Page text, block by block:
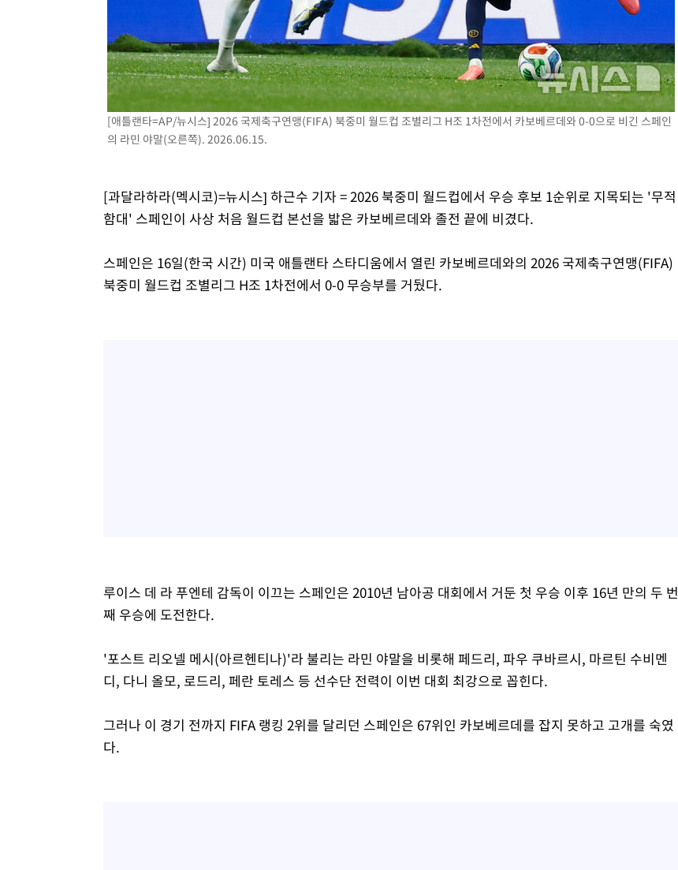
[애틀랜타=AP/뉴시스] 2026 국제축구연맹(FIFA) 북중미 월드컵 조별리그 H조 1차전에서 카보베르데와 0-0으로 비긴 스페인
의 라민 야말(오른쪽). 2026.06.15.
[과달라하라(멕시코)=뉴시스] 하근수 기자 = 2026 북중미 월드컵에서 우승 후보 1순위로 지목되는 '무적
함대' 스페인이 사상 처음 월드컵 본선을 밟은 카보베르데와 졸전 끝에 비겼다.
스페인은 16일(한국 시간) 미국 애틀랜타 스타디움에서 열린 카보베르데와의 2026 국제축구연맹(FIFA)
북중미 월드컵 조별리그 H조 1차전에서 0-0 무승부를 거뒀다.
루이스 데 라 푸엔테 감독이 이끄는 스페인은 2010년 남아공 대회에서 거둔 첫 우승 이후 16년 만의 두 번
째 우승에 도전한다.
'포스트 리오넬 메시(아르헨티나)'라 불리는 라민 야말을 비롯해 페드리, 파우 쿠바르시, 마르틴 수비멘
디, 다니 올모, 로드리, 페란 토레스 등 선수단 전력이 이번 대회 최강으로 꼽힌다.
그러나 이 경기 전까지 FIFA 랭킹 2위를 달리던 스페인은 67위인 카보베르데를 잡지 못하고 고개를 숙였
다.